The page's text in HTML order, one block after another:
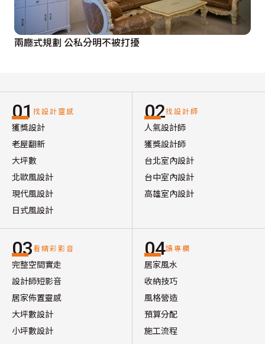
兩廳式規劃 公私分明不被打擾
01 找設計靈感
獲獎設計
老屋翻新
大坪數
北歐風設計
現代風設計
日式風設計
02找設計師
人氣設計師
獲獎設計師
台北室內設計
台中室內設計
高雄室內設計
03看精彩影音
完整空間實走
設計師短影音
居家佈置靈感
大坪數設計
小坪數設計
04讀專欄
居家風水
收納技巧
風格營造
預算分配
施工流程